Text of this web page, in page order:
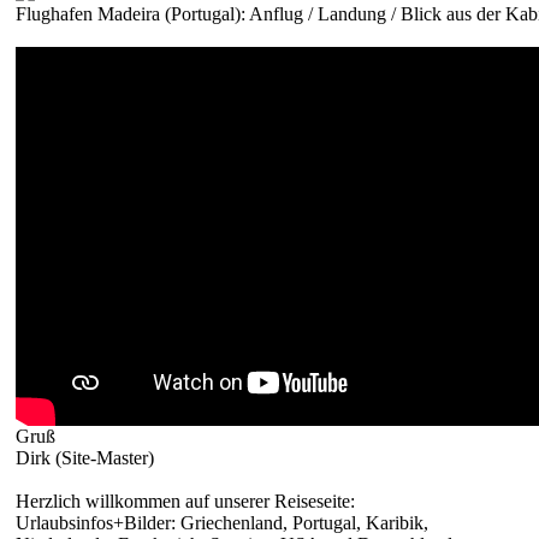
Flughafen Madeira (Portugal): Anflug / Landung / Blick aus der
Gruß
Dirk (Site-Master)
Herzlich willkommen auf unserer Reiseseite:
Urlaubsinfos+Bilder: Griechenland, Portugal, Karibik,